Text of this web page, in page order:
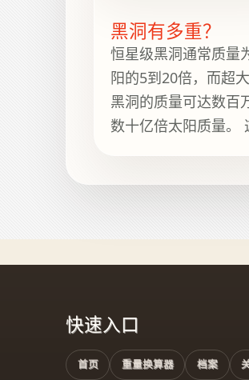
黑洞有多重？
恒星级黑洞通常质量
阳的5到20倍，而超
黑洞的质量可达数百
数十亿倍太阳质量。
快速入口
首页 重量换算器 档案